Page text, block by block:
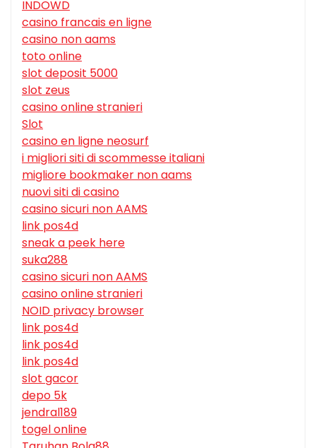
INDOWD
casino francais en ligne
casino non aams
toto online
slot deposit 5000
slot zeus
casino online stranieri
Slot
casino en ligne neosurf
i migliori siti di scommesse italiani
migliore bookmaker non aams
nuovi siti di casino
casino sicuri non AAMS
link pos4d
sneak a peek here
suka288
casino sicuri non AAMS
casino online stranieri
NOID privacy browser
link pos4d
link pos4d
link pos4d
slot gacor
depo 5k
jendral189
togel online